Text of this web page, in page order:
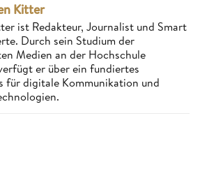
Kitter
ist Redakteur, Journalist und Smart
Durch sein Studium der
Medien an der Hochschule
er über ein fundiertes
für digitale Kommunikation und